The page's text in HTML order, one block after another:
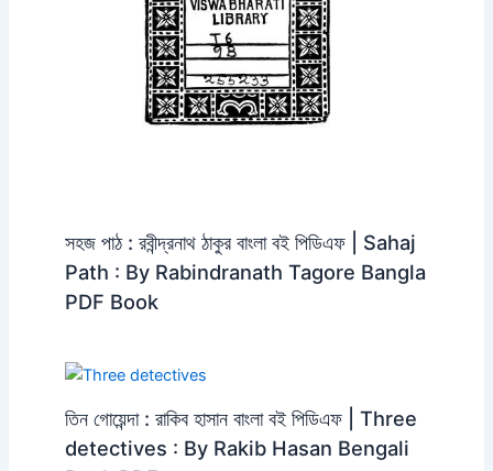
​সহজ পাঠ : রবীন্দ্রনাথ ঠাকুর বাংলা বই পিডিএফ | Sahaj
Path : By Rabindranath Tagore Bangla
PDF Book​
তিন গোয়েন্দা : রাকিব হাসান বাংলা বই পিডিএফ | Three
detectives : By Rakib Hasan Bengali